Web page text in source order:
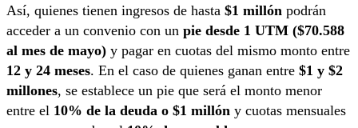
Así, quienes tienen ingresos de hasta $1 millón podrán
acceder a un convenio con un pie desde 1 UTM ($70.588
al mes de mayo) y pagar en cuotas del mismo monto entre
12 y 24 meses. En el caso de quienes ganan entre $1 y $2
millones, se establece un pie que será el monto menor
entre el 10% de la deuda o $1 millón y cuotas mensuales